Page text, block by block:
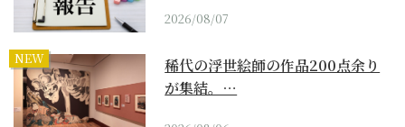
2026/08/07
NEW
稀代の浮世絵師の作品200点余り
が集結。…